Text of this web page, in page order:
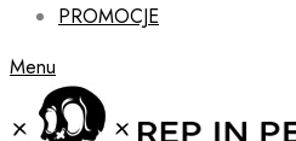
PROMOCJE
Menu